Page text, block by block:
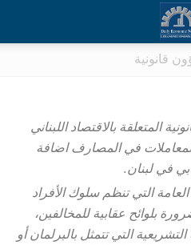
قانونية
المتعلقة بالاقتصاد اللبناني
في المصارف اضافة
في لبنان.
التي تنظم سلوك الأفراد
بلوائح عقابية للمخالفين،
التي تتمثل بالبرلمان أو